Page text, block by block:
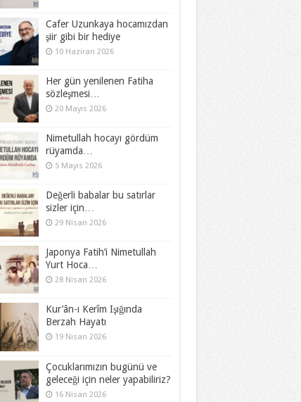
Cafer Uzunkaya hocamızdan
şiir gibi bir hediye
10 Haziran 2026
Her gün yenilenen Fatiha
sözleşmesi…
20 Mayıs 2026
Nimetullah hocayı gördüm
rüyamda…
5 Mayıs 2026
Değerli babalar bu satırlar
sizler için…
29 Nisan 2026
Japonya Fatih’i Nimetullah
Yurt Hoca…
28 Nisan 2026
Kur’ân-ı Kerîm Işığında
Berzah Hayatı
19 Nisan 2026
Çocuklarımızın bugünü ve
geleceği için neler yapabiliriz?
16 Nisan 2026